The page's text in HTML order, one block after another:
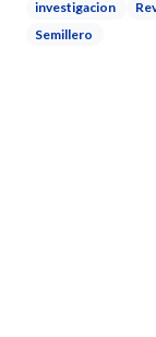
investigacion
Semillero